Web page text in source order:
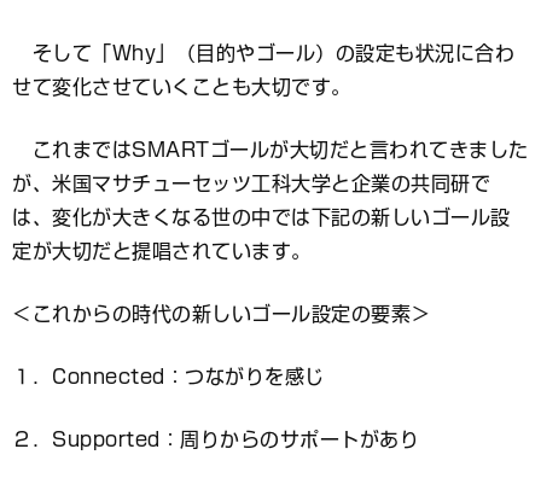
そして「Why」（目的やゴール）の設定も状況に合わ
せて変化させていくことも大切です。
これまではSMARTゴールが大切だと言われてきました
が、米国マサチューセッツ工科大学と企業の共同研で
は、変化が大きくなる世の中では下記の新しいゴール設
定が大切だと提唱されています。
＜これからの時代の新しいゴール設定の要素＞
１．Connected：つながりを感じ
２．Supported：周りからのサポートがあり